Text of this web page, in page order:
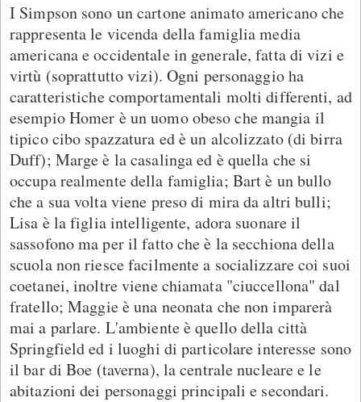
I Simpson sono un cartone animato americano che
rappresenta le vicenda della famiglia media
americana e occidentale in generale, fatta di vizi e
virtù (soprattutto vizi). Ogni personaggio ha
caratteristiche comportamentali molti differenti, ad
esempio Homer è un uomo obeso che mangia il
tipico cibo spazzatura ed è un alcolizzato (di birra
Duff); Marge è la casalinga ed è quella che si
occupa realmente della famiglia; Bart è un bullo
che a sua volta viene preso di mira da altri bulli;
Lisa è la figlia intelligente, adora suonare il
sassofono ma per il fatto che è la secchiona della
scuola non riesce facilmente a socializzare coi suoi
coetanei, inoltre viene chiamata "ciuccellona" dal
fratello; Maggie è una neonata che non imparerà
mai a parlare. L'ambiente è quello della città
Springfield ed i luoghi di particolare interesse sono
il bar di Boe (taverna), la centrale nucleare e le
abitazioni dei personaggi principali e secondari.